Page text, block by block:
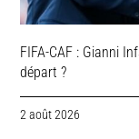
FIFA-CAF : Gianni
départ ?
2 août 2026